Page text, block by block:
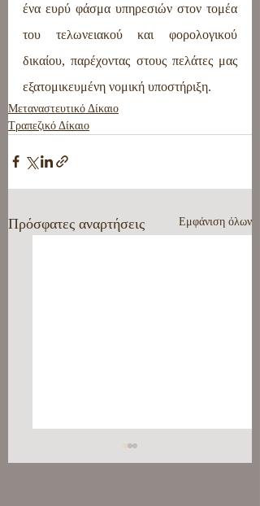
ένα ευρύ φάσμα υπηρεσιών στον τομέα
του τελωνειακού και φορολογικού
δικαίου, παρέχοντας στους πελάτες μας
εξατομικευμένη νομική υποστήριξη.
Μεταναστευτικό Δίκαιο
Τραπεζικό Δίκαιο
Πρόσφατες αναρτήσεις Εμφάνιση όλων